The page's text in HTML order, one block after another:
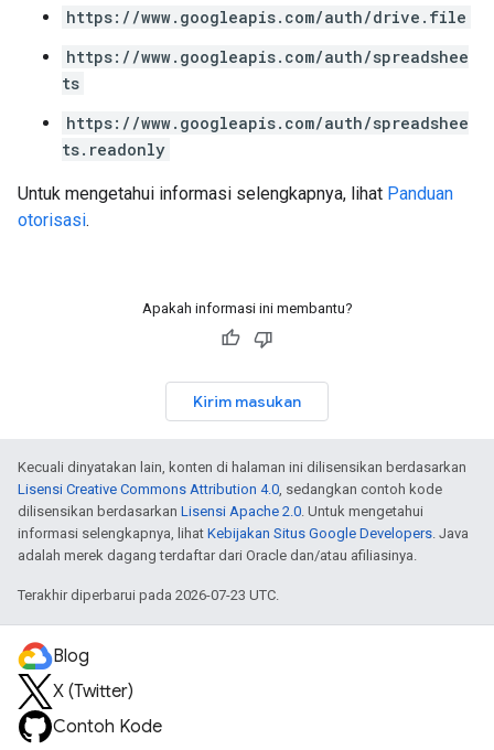
https://www.googleapis.com/auth/drive.file
https://www.googleapis.com/auth/spreadshee
ts
https://www.googleapis.com/auth/spreadshee
ts.readonly
Untuk mengetahui informasi selengkapnya, lihat Panduan
otorisasi.
Apakah informasi ini membantu?
Kirim masukan
Kecuali dinyatakan lain, konten di halaman ini dilisensikan berdasarkan
Lisensi Creative Commons Attribution 4.0, sedangkan contoh kode
dilisensikan berdasarkan Lisensi Apache 2.0. Untuk mengetahui
informasi selengkapnya, lihat Kebijakan Situs Google Developers. Java
adalah merek dagang terdaftar dari Oracle dan/atau afiliasinya.
Terakhir diperbarui pada 2026-07-23 UTC.
Blog
X (Twitter)
Contoh Kode